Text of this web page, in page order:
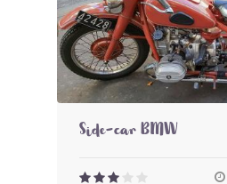
Side-car BMW